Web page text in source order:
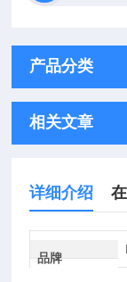
产品分类
相关文章
详细介绍
品牌